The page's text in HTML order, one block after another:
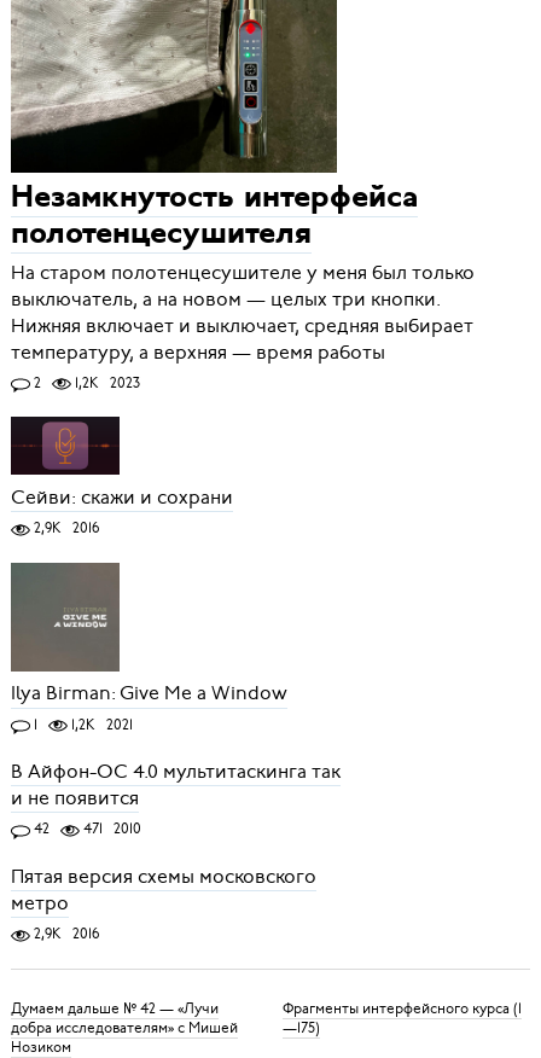
Незамкнутость интерфейса
полотенцесушителя
На старом полотенцесушителе у меня был только
выключатель, а на новом — целых три кнопки.
Нижняя включает и выключает, средняя выбирает
температуру, а верхняя — время работы
2 1,2K 2023
Сейви: скажи и сохрани
2,9K 2016
Ilya Birman: Give Me a Window
1 1,2K 2021
В Айфон-ОС 4.0 мультитаскинга так
и не появится
42 471 2010
Пятая версия схемы московского
метро
2,9K 2016
Думаем дальше № 42 — «Лучи
добра исследователям» c Мишей
Нозиком
Фрагменты интерфейсного курса (1
—175)